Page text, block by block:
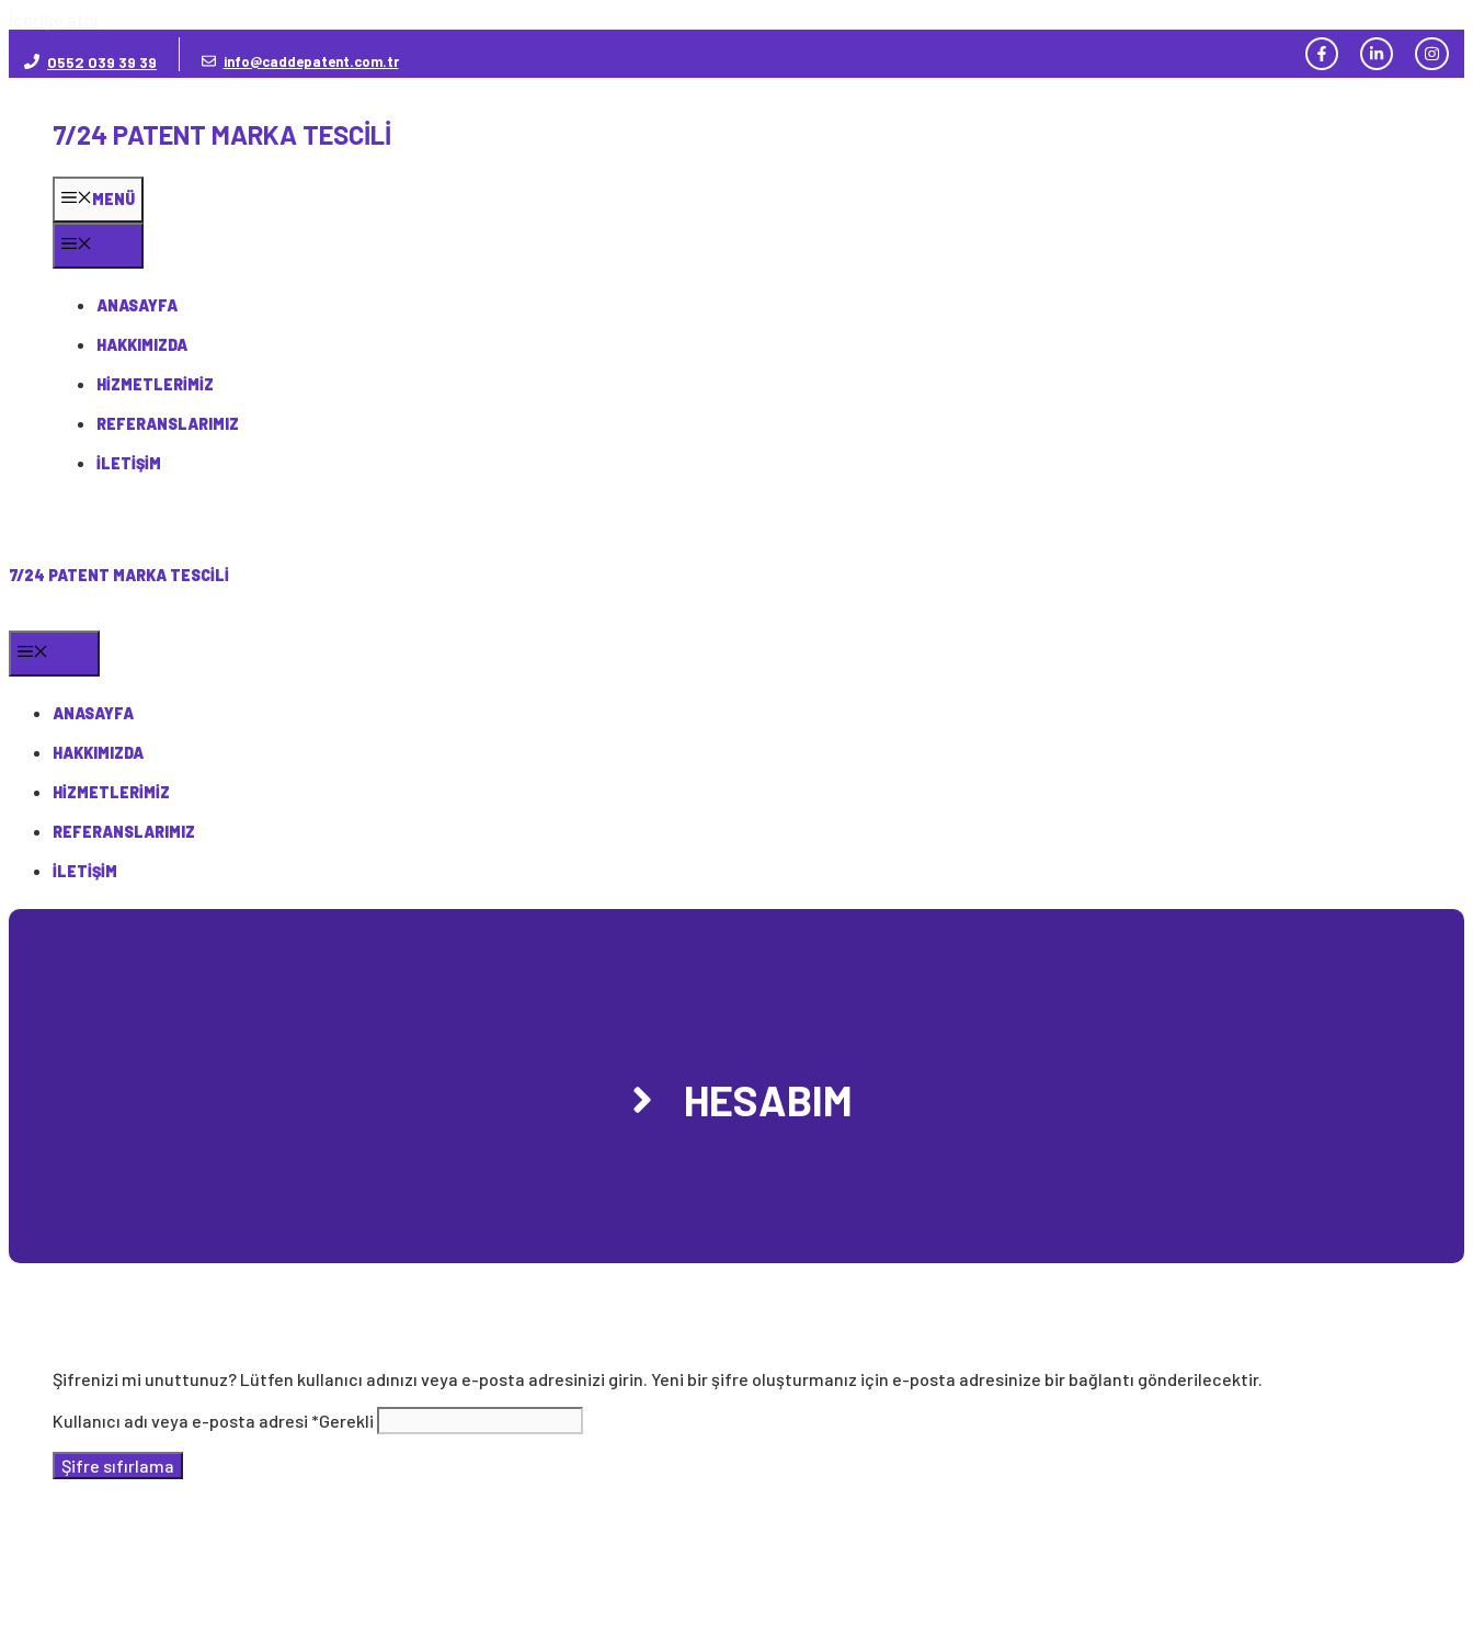
0552 039 39 39 info@caddepatent.com.tr
7/24 PATENT MARKA TESCILI
MENÜ
ANASAYFA
HAKKIMIZDA
HIZMETLERIMIZ
REFERANSLARIMIZ
İLETIŞIM
7/24 PATENT MARKA TESCILI
ANASAYFA
HAKKIMIZDA
HIZMETLERIMIZ
REFERANSLARIMIZ
İLETIŞIM
HESABIM
Şifrenizi mi unuttunuz? Lütfen kullanıcı adınızı veya e-posta adresinizi girin. Yeni bir şifre oluşturmanız için e-posta adresinize bir bağlantı gönderilecektir.
Kullanıcı adı veya e-posta adresi *Gerekli
Şifre sıfırlama